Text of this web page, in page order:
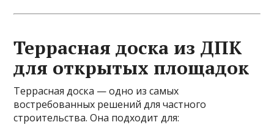
Террасная доска из ДПК
для открытых площадок
Террасная доска — одно из самых
востребованных решений для частного
строительства. Она подходит для: